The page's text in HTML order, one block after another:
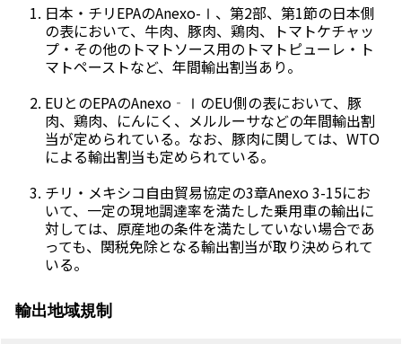
日本・チリEPAのAnexo-Ⅰ、第2部、第1節の日本側
の表において、牛肉、豚肉、鶏肉、トマトケチャッ
プ・その他のトマトソース用のトマトピューレ・ト
マトペーストなど、年間輸出割当あり。
EUとのEPAのAnexo‐ⅠのEU側の表において、豚
肉、鶏肉、にんにく、メルルーサなどの年間輸出割
当が定められている。なお、豚肉に関しては、WTO
による輸出割当も定められている。
チリ・メキシコ自由貿易協定の3章Anexo 3-15にお
いて、一定の現地調達率を満たした乗用車の輸出に
対しては、原産地の条件を満たしていない場合であ
っても、関税免除となる輸出割当が取り決められて
いる。
輸出地域規制